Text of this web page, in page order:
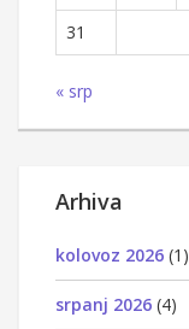
31
« srp
Arhiva
kolovoz 2026 (1)
srpanj 2026 (4)